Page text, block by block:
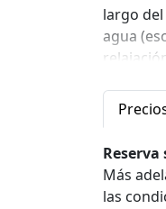
largo
agua
Masetto
música
Masetto
Más
las